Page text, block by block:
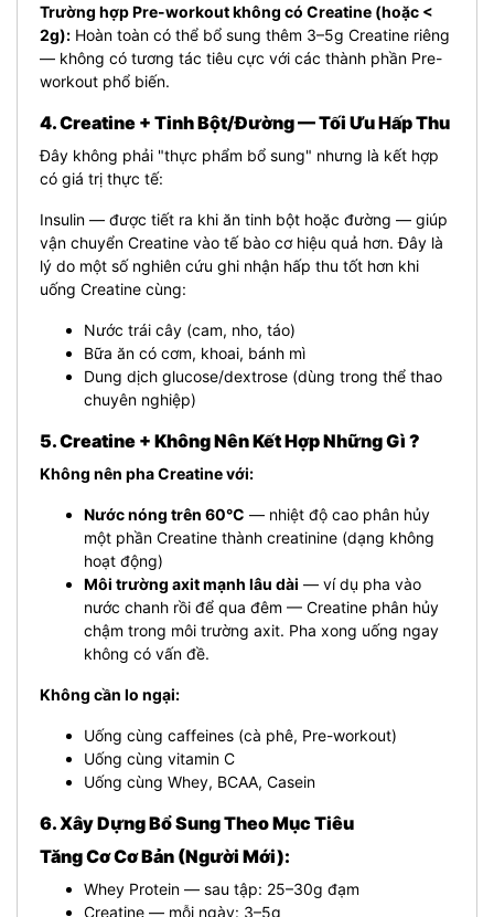
Trường hợp Pre-workout không có Creatine (hoặc <
2g): Hoàn toàn có thể bổ sung thêm 3–5g Creatine riêng
— không có tương tác tiêu cực với các thành phần Pre-
workout phổ biến.
4. Creatine + Tinh Bột/Đường — Tối Ưu Hấp Thu
Đây không phải "thực phẩm bổ sung" nhưng là kết hợp
có giá trị thực tế:
Insulin — được tiết ra khi ăn tinh bột hoặc đường — giúp
vận chuyển Creatine vào tế bào cơ hiệu quả hơn. Đây là
lý do một số nghiên cứu ghi nhận hấp thu tốt hơn khi
uống Creatine cùng:
Nước trái cây (cam, nho, táo)
Bữa ăn có cơm, khoai, bánh mì
Dung dịch glucose/dextrose (dùng trong thể thao
chuyên nghiệp)
5. Creatine + Không Nên Kết Hợp Những Gì ?
Không nên pha Creatine với:
Nước nóng trên 60°C — nhiệt độ cao phân hủy
một phần Creatine thành creatinine (dạng không
hoạt động)
Môi trường axit mạnh lâu dài — ví dụ pha vào
nước chanh rồi để qua đêm — Creatine phân hủy
chậm trong môi trường axit. Pha xong uống ngay
không có vấn đề.
Không cần lo ngại:
Uống cùng caffeines (cà phê, Pre-workout)
Uống cùng vitamin C
Uống cùng Whey, BCAA, Casein
6. Xây Dựng Bổ Sung Theo Mục Tiêu
Tăng Cơ Cơ Bản (Người Mới):
Whey Protein — sau tập: 25–30g đạm
Creatine — mỗi ngày: 3–5g